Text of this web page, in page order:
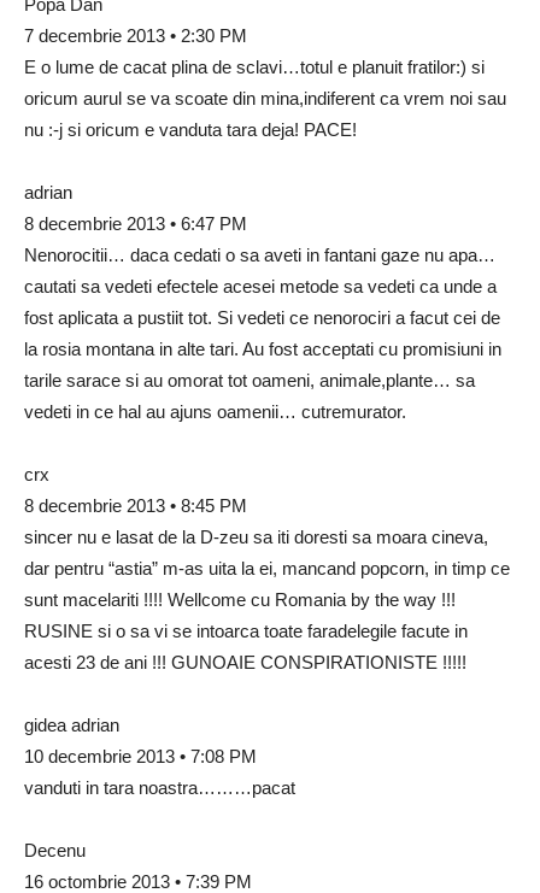
7 decembrie 2013 • 2:30 PM
E o lume de cacat plina de sclavi…totul e planuit fratilor:) si
oricum aurul se va scoate din mina,indiferent ca vrem noi sau
nu :-j si oricum e vanduta tara deja! PACE!
adrian
8 decembrie 2013 • 6:47 PM
Nenorocitii… daca cedati o sa aveti in fantani gaze nu apa…
cautati sa vedeti efectele acesei metode sa vedeti ca unde a
fost aplicata a pustiit tot. Si vedeti ce nenorociri a facut cei de
la rosia montana in alte tari. Au fost acceptati cu promisiuni in
tarile sarace si au omorat tot oameni, animale,plante… sa
vedeti in ce hal au ajuns oamenii… cutremurator.
crx
8 decembrie 2013 • 8:45 PM
sincer nu e lasat de la D-zeu sa iti doresti sa moara cineva,
dar pentru “astia” m-as uita la ei, mancand popcorn, in timp ce
sunt macelariti !!!! Wellcome cu Romania by the way !!!
RUSINE si o sa vi se intoarca toate faradelegile facute in
acesti 23 de ani !!! GUNOAIE CONSPIRATIONISTE !!!!!
gidea adrian
10 decembrie 2013 • 7:08 PM
vanduti in tara noastra………pacat
Decenu
16 octombrie 2013 • 7:39 PM